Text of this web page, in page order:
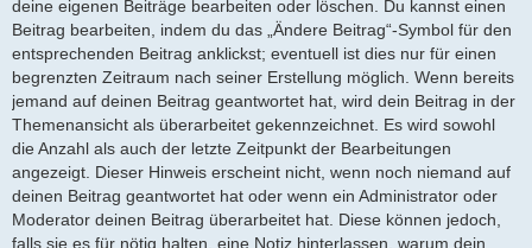
deine eigenen Beiträge bearbeiten oder löschen. Du kannst einen
Beitrag bearbeiten, indem du das „Ändere Beitrag“-Symbol für den
entsprechenden Beitrag anklickst; eventuell ist dies nur für einen
begrenzten Zeitraum nach seiner Erstellung möglich. Wenn bereits
jemand auf deinen Beitrag geantwortet hat, wird dein Beitrag in der
Themenansicht als überarbeitet gekennzeichnet. Es wird sowohl
die Anzahl als auch der letzte Zeitpunkt der Bearbeitungen
angezeigt. Dieser Hinweis erscheint nicht, wenn noch niemand auf
deinen Beitrag geantwortet hat oder wenn ein Administrator oder
Moderator deinen Beitrag überarbeitet hat. Diese können jedoch,
falls sie es für nötig halten, eine Notiz hinterlassen, warum dein